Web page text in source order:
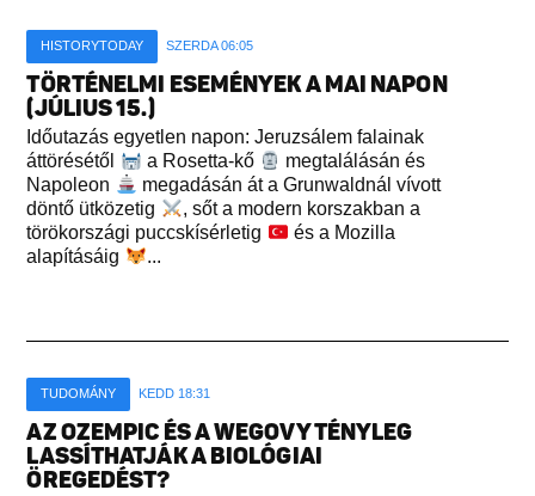
HISTORYTODAY SZERDA 06:05
TÖRTÉNELMI ESEMÉNYEK A MAI NAPON
(JÚLIUS 15.)
Időutazás egyetlen napon: Jeruzsálem falainak
áttörésétől
a Rosetta-kő
megtalálásán és
Napoleon
megadásán át a Grunwaldnál vívott
döntő ütközetig
, sőt a modern korszakban a
törökországi puccskísérletig
és a Mozilla
alapításáig
...
TUDOMÁNY KEDD 18:31
AZ OZEMPIC ÉS A WEGOVY TÉNYLEG
LASSÍTHATJÁK A BIOLÓGIAI
ÖREGEDÉST?